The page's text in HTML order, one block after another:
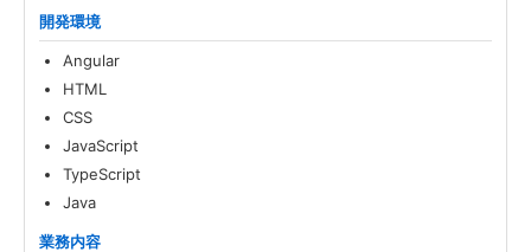
開発環境
Angular
HTML
CSS
JavaScript
TypeScript
Java
業務内容